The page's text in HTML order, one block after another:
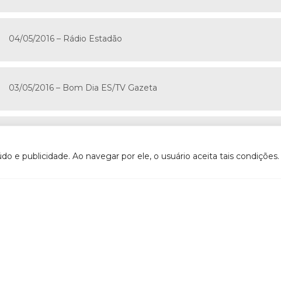
e publicidade. Ao navegar por ele, o usuário aceita tais condições.
04/05/2016 – Rádio Estadão
03/05/2016 – Bom Dia ES/TV Gazeta